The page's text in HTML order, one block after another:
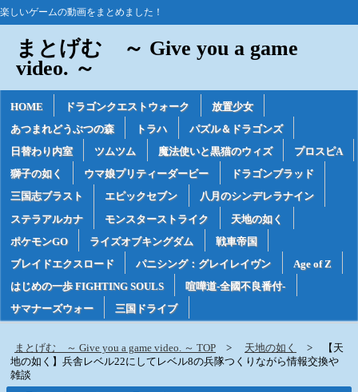
楽しいゲームの動画をまとめました！
まとげむ ～ Give you a game
video. ～
HOME ドラゴンクエストウォーク
放置少女
あつまれどうぶつの森
トラハ
パズル＆ドラゴンズ
日替わり内室
ツムツム 魔法使いと黒猫のウィズ
プロスピA
獅子の如く
ウマ娘プリティーダービー
ドラゴンブラッド
三国志ブラスト
エピックセブン
八月のシンデレラナイン
ステラアルカナ
モンスターストライク
天地の如く
ポケモンGO
ライズオブキングダム
戦車帝国
ブレイドエクスロード
パニシング：グレイレイヴン
Age of Z
はじめの一歩 FIGHTING SOULS
喧嘩道-全國不良番付-
サマナーズウォー
三国ドライブ
まとげむ ～ Give you a game video. ～ TOP 天地の如く
【天
地の如く】兵舎レベル22にしてレベル8の兵隊つくりながら情報交換や
雑談